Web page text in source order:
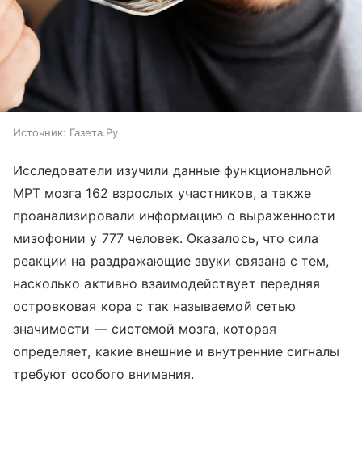
Источник: Газета.Ру
Исследователи изучили данные функциональной
МРТ мозга 162 взрослых участников, а также
проанализировали информацию о выраженности
мизофонии у 777 человек. Оказалось, что сила
реакции на раздражающие звуки связана с тем,
насколько активно взаимодействует передняя
островковая кора с так называемой сетью
значимости — системой мозга, которая
определяет, какие внешние и внутренние сигналы
требуют особого внимания.